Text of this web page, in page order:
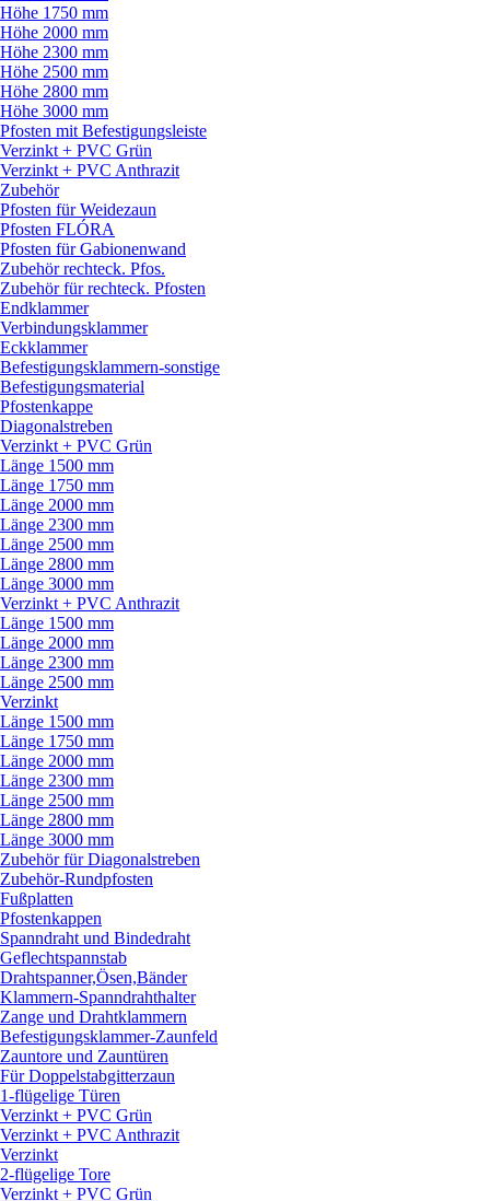
Höhe 1750 mm
Höhe 2000 mm
Höhe 2300 mm
Höhe 2500 mm
Höhe 2800 mm
Höhe 3000 mm
Pfosten mit Befestigungsleiste
Verzinkt + PVC Grün
Verzinkt + PVC Anthrazit
Zubehör
Pfosten für Weidezaun
Pfosten FLÓRA
Pfosten für Gabionenwand
Zubehör rechteck. Pfos.
Zubehör für rechteck. Pfosten
Endklammer
Verbindungsklammer
Eckklammer
Befestigungsklammern-sonstige
Befestigungsmaterial
Pfostenkappe
Diagonalstreben
Verzinkt + PVC Grün
Länge 1500 mm
Länge 1750 mm
Länge 2000 mm
Länge 2300 mm
Länge 2500 mm
Länge 2800 mm
Länge 3000 mm
Verzinkt + PVC Anthrazit
Länge 1500 mm
Länge 2000 mm
Länge 2300 mm
Länge 2500 mm
Verzinkt
Länge 1500 mm
Länge 1750 mm
Länge 2000 mm
Länge 2300 mm
Länge 2500 mm
Länge 2800 mm
Länge 3000 mm
Zubehör für Diagonalstreben
Zubehör-Rundpfosten
Fußplatten
Pfostenkappen
Spanndraht und Bindedraht
Geflechtspannstab
Drahtspanner,Ösen,Bänder
Klammern-Spanndrahthalter
Zange und Drahtklammern
Befestigungsklammer-Zaunfeld
Zauntore und Zauntüren
Für Doppelstabgitterzaun
1-flügelige Türen
Verzinkt + PVC Grün
Verzinkt + PVC Anthrazit
Verzinkt
2-flügelige Tore
Verzinkt + PVC Grün